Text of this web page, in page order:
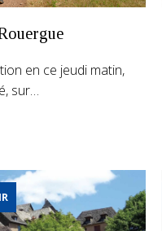
en ce jeudi matin,
sur…